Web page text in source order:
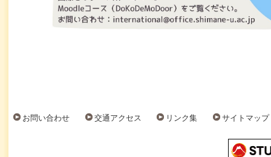
お問い合わせ 交通アクセス リンク集 サイトマップ